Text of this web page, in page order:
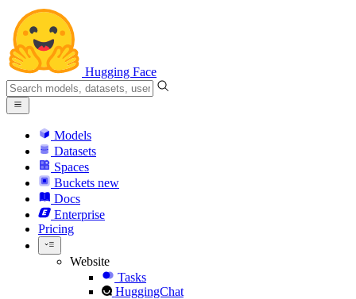
Hugging Face
Models
Datasets
Spaces
Buckets new
Docs
Enterprise
Pricing
Website
Tasks
HuggingChat